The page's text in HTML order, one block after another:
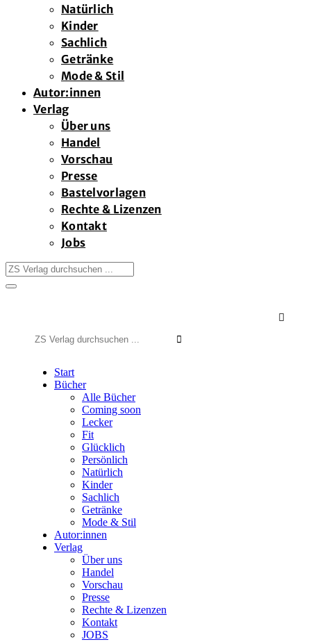
Natürlich
Kinder
Sachlich
Getränke
Mode & Stil
Autor:innen
Verlag
Über uns
Handel
Vorschau
Presse
Bastelvorlagen
Rechte & Lizenzen
Kontakt
Jobs

nach:
Start
Bücher
Alle Bücher
Coming soon
Lecker
Fit
Glücklich
Persönlich
Natürlich
Kinder
Sachlich
Getränke
Mode & Stil
Autor:innen
Verlag
Über uns
Handel
Vorschau
Presse
Rechte & Lizenzen
Kontakt
JOBS